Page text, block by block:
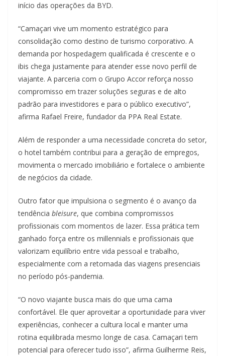
início das operações da BYD.
“Camaçari vive um momento estratégico para
consolidação como destino de turismo corporativo. A
demanda por hospedagem qualificada é crescente e o
ibis chega justamente para atender esse novo perfil de
viajante. A parceria com o Grupo Accor reforça nosso
compromisso em trazer soluções seguras e de alto
padrão para investidores e para o público executivo”,
afirma Rafael Freire, fundador da PPA Real Estate.
Além de responder a uma necessidade concreta do setor,
o hotel também contribui para a geração de empregos,
movimenta o mercado imobiliário e fortalece o ambiente
de negócios da cidade.
Outro fator que impulsiona o segmento é o avanço da
tendência bleisure, que combina compromissos
profissionais com momentos de lazer. Essa prática tem
ganhado força entre os millennials e profissionais que
valorizam equilíbrio entre vida pessoal e trabalho,
especialmente com a retomada das viagens presenciais
no período pós-pandemia.
“O novo viajante busca mais do que uma cama
confortável. Ele quer aproveitar a oportunidade para viver
experiências, conhecer a cultura local e manter uma
rotina equilibrada mesmo longe de casa. Camaçari tem
potencial para oferecer tudo isso”, afirma Guilherme Reis,